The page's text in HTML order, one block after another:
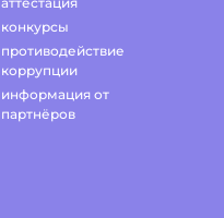
конкурсы
противодействие
коррупции
информация от
партнёров